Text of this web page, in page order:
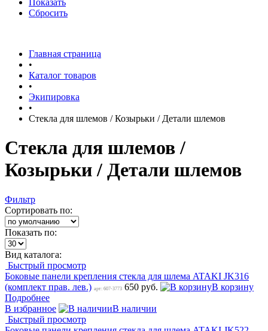
Показать
Сбросить
Главная страница
•
Каталог товаров
•
Экипировка
•
Стекла для шлемов / Козырьки / Детали шлемов
Стекла для шлемов /
Козырьки / Детали шлемов
Фильтр
Сортировать по:
Показать по:
Вид каталога:
Быстрый просмотр
Боковые панели крепления стекла для шлема ATAKI JK316
(комплект прав. лев.) арт: 607-3773 650 руб.
В корзину
Подробнее
В избранное
В наличии
Быстрый просмотр